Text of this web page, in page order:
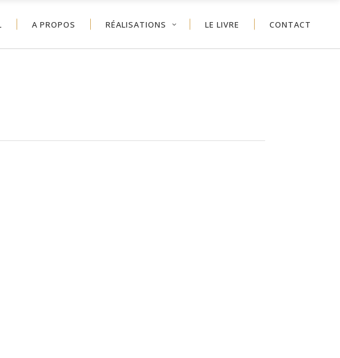
A PROPOS RÉALISATIONS LE LIVRE CONTACT